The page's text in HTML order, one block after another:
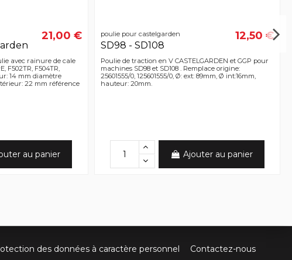
21,00 €
avec rainure de cale
F502TR, F504TR,
14 mm diamètre
22 mm référence
au panier
poulie pour castelgarden
SD98 - SD108
12,50 €
Poulie de traction en V CASTELGARDEN et GGP pour
machines SD98 et SD108 . Remplace origine:
25601555/0, 125601555/0, Ø: ext: 89mm, Ø int:16mm,
hauteur: 20mm.
Ajouter au panier
des données à caractère personnel
Contactez-nous